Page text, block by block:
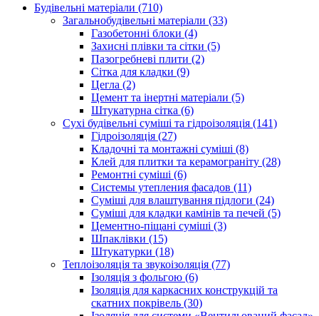
Будівельні матеріали (710)
Загальнобудівельні матеріали (33)
Газобетонні блоки (4)
Захисні плівки та сітки (5)
Пазогребневі плити (2)
Сітка для кладки (9)
Цегла (2)
Цемент та інертні матеріали (5)
Штукатурна сітка (6)
Сухі будівельні суміші та гідроізоляція (141)
Гідроізоляція (27)
Кладочні та монтажні суміші (8)
Клей для плитки та керамограніту (28)
Ремонтні суміші (6)
Системы утепления фасадов (11)
Суміші для влаштування підлоги (24)
Суміші для кладки камінів та печей (5)
Цементно-піщані суміші (3)
Шпаклівки (15)
Штукатурки (18)
Теплоізоляція та звукоізоляція (77)
Ізоляція з фольгою (6)
Ізоляція для каркасних конструкцій та
скатних покрівель (30)